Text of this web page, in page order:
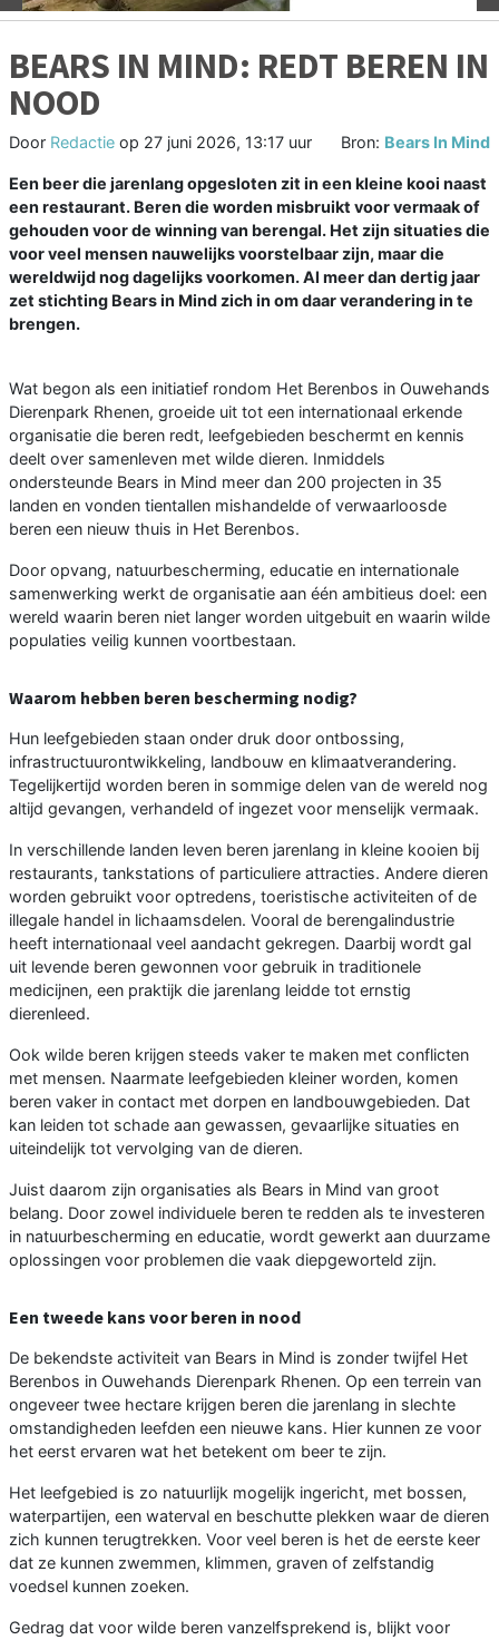
BEARS IN MIND: REDT BEREN IN
NOOD
Door Redactie op 27 juni 2026, 13:17 uur Bron: Bears In Mind
Een beer die jarenlang opgesloten zit in een kleine kooi naast
een restaurant. Beren die worden misbruikt voor vermaak of
gehouden voor de winning van berengal. Het zijn situaties die
voor veel mensen nauwelijks voorstelbaar zijn, maar die
wereldwijd nog dagelijks voorkomen. Al meer dan dertig jaar
zet stichting Bears in Mind zich in om daar verandering in te
brengen.
Wat begon als een initiatief rondom Het Berenbos in Ouwehands
Dierenpark Rhenen, groeide uit tot een internationaal erkende
organisatie die beren redt, leefgebieden beschermt en kennis
deelt over samenleven met wilde dieren. Inmiddels
ondersteunde Bears in Mind meer dan 200 projecten in 35
landen en vonden tientallen mishandelde of verwaarloosde
beren een nieuw thuis in Het Berenbos.
Door opvang, natuurbescherming, educatie en internationale
samenwerking werkt de organisatie aan één ambitieus doel: een
wereld waarin beren niet langer worden uitgebuit en waarin wilde
populaties veilig kunnen voortbestaan.
Waarom hebben beren bescherming nodig?
Hun leefgebieden staan onder druk door ontbossing,
infrastructuurontwikkeling, landbouw en klimaatverandering.
Tegelijkertijd worden beren in sommige delen van de wereld nog
altijd gevangen, verhandeld of ingezet voor menselijk vermaak.
In verschillende landen leven beren jarenlang in kleine kooien bij
restaurants, tankstations of particuliere attracties. Andere dieren
worden gebruikt voor optredens, toeristische activiteiten of de
illegale handel in lichaamsdelen. Vooral de berengalindustrie
heeft internationaal veel aandacht gekregen. Daarbij wordt gal
uit levende beren gewonnen voor gebruik in traditionele
medicijnen, een praktijk die jarenlang leidde tot ernstig
dierenleed.
Ook wilde beren krijgen steeds vaker te maken met conflicten
met mensen. Naarmate leefgebieden kleiner worden, komen
beren vaker in contact met dorpen en landbouwgebieden. Dat
kan leiden tot schade aan gewassen, gevaarlijke situaties en
uiteindelijk tot vervolging van de dieren.
Juist daarom zijn organisaties als Bears in Mind van groot
belang. Door zowel individuele beren te redden als te investeren
in natuurbescherming en educatie, wordt gewerkt aan duurzame
oplossingen voor problemen die vaak diepgeworteld zijn.
Een tweede kans voor beren in nood
De bekendste activiteit van Bears in Mind is zonder twijfel Het
Berenbos in Ouwehands Dierenpark Rhenen. Op een terrein van
ongeveer twee hectare krijgen beren die jarenlang in slechte
omstandigheden leefden een nieuwe kans. Hier kunnen ze voor
het eerst ervaren wat het betekent om beer te zijn.
Het leefgebied is zo natuurlijk mogelijk ingericht, met bossen,
waterpartijen, een waterval en beschutte plekken waar de dieren
zich kunnen terugtrekken. Voor veel beren is het de eerste keer
dat ze kunnen zwemmen, klimmen, graven of zelfstandig
voedsel kunnen zoeken.
Gedrag dat voor wilde beren vanzelfsprekend is, blijkt voor